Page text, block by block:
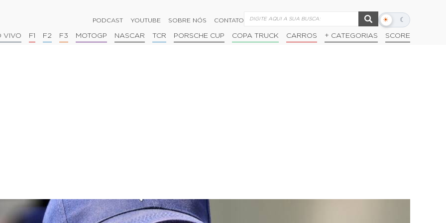
PODCAST YOUTUBE SOBRE NÓS CONTATO ☀ ☾
Alternar
escuro
VIVO F1 F2 F3 MOTOGP NASCAR TCR PORSCHE CUP COPA TRUCK CARROS + CATEGORIAS SCORE